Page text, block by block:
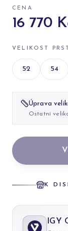
CENA
16 770
VELIKOST
52 54
Úprava
Ostatní
K
IGY